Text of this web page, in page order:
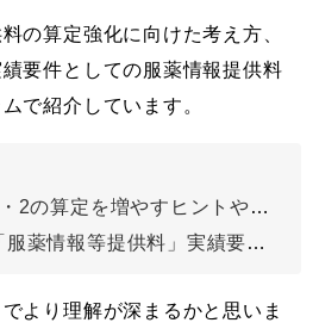
の算定強化に向けた考え方、
要件としての服薬情報提供料
で紹介しています。
定を増やすヒントやキッカケを解説
料」実績要件の解説と実績クリアのヒント
より理解が深まるかと思いま